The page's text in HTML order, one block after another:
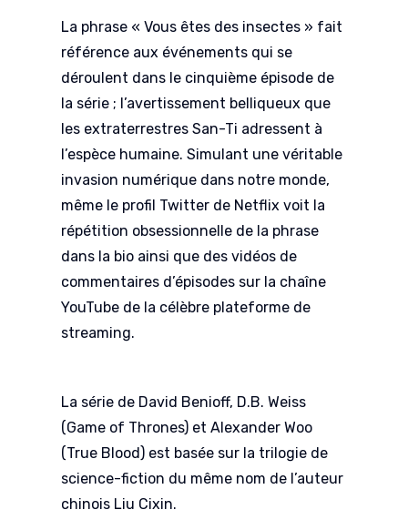
La phrase « Vous êtes des insectes » fait
référence aux événements qui se
déroulent dans le cinquième épisode de
la série ; l’avertissement belliqueux que
les extraterrestres San-Ti adressent à
l’espèce humaine. Simulant une véritable
invasion numérique dans notre monde,
même le profil Twitter de Netflix voit la
répétition obsessionnelle de la phrase
dans la bio ainsi que des vidéos de
commentaires d’épisodes sur la chaîne
YouTube de la célèbre plateforme de
streaming.
La série de David Benioff, D.B. Weiss
(Game of Thrones) et Alexander Woo
(True Blood) est basée sur la trilogie de
science-fiction du même nom de l’auteur
chinois Liu Cixin.